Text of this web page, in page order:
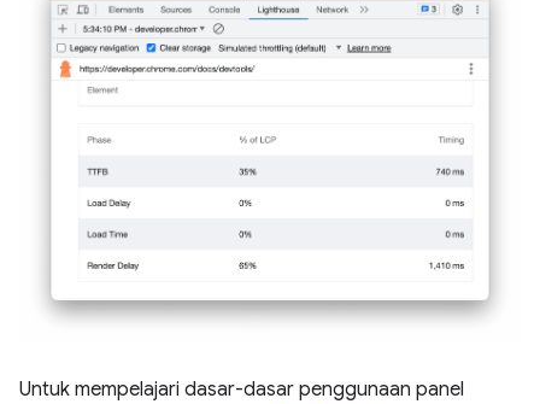
Untuk mempelajari dasar-dasar penggunaan panel